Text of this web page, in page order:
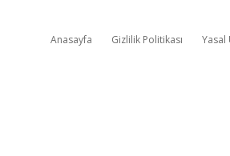
Anasayfa Gizlilik Politikası Yasal